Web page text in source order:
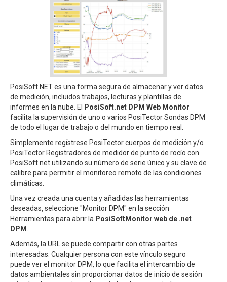
PosiSoft.NET es una forma segura de almacenar y ver datos
de medición, incluidos trabajos, lecturas y plantillas de
informes en la nube. El
PosiSoft.net DPM Web Monitor
facilita la supervisión de uno o varios PosiTector Sondas DPM
de todo el lugar de trabajo o del mundo en tiempo real.
Simplemente regístrese PosiTector cuerpos de medición y/o
PosiTector Registradores de medidor de punto de rocío con
PosiSoft.net utilizando su número de serie único y su clave de
calibre para permitir el monitoreo remoto de las condiciones
climáticas.
Una vez creada una cuenta y añadidas las herramientas
deseadas, seleccione "Monitor DPM" en la sección
Herramientas para abrir la PosiSoftMonitor web de .net
DPM
Además, la URL se puede compartir con otras partes
interesadas. Cualquier persona con este vínculo seguro
puede ver el monitor DPM, lo que facilita el intercambio de
datos ambientales sin proporcionar datos de inicio de sesión